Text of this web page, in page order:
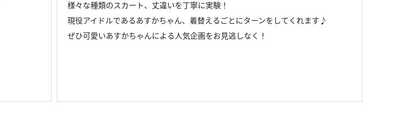
様々な種類のスカート、丈違いを丁寧に実験！
現役アイドルであるあすかちゃん、着替えるごとにターンをしてくれます♪
ぜひ可愛いあすかちゃんによる人気企画をお見逃しなく！